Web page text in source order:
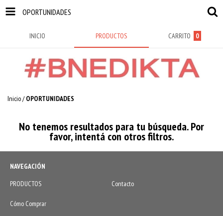
OPORTUNIDADES
INICIO PRODUCTOS CARRITO 0
Inicio/ OPORTUNIDADES
No tenemos resultados para tu búsqueda. Por
favor, intentá con otros filtros.
NAVEGACIÓN
PRODUCTOS
Contacto
Cómo Comprar